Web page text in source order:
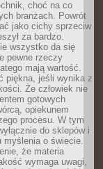
choć na co
branżach. Powrót
jako cichy sprzeciw
za bardzo.
wszystko da się
pewne rzeczy
mają wartość.
piękna, jeśli wynika z
Że człowiek nie
gotowych
opiekunem
procesu. W tym
do sklepów i
myślenia o świecie.
że materia
wymaga uwagi,